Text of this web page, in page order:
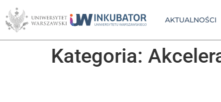
AKTUALNOŚCI
Kategoria: